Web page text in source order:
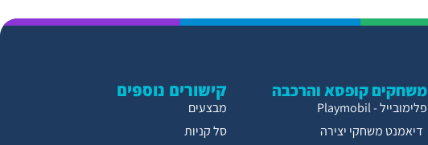
קישורים נוספים
מבצעים
סל קניות
משחקים קופסא והרכבה
פלימובייל - Playmobil
דיאמנט משחקי יצירה